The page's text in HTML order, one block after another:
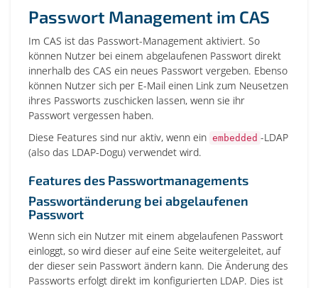
Passwort Management im CAS
Im CAS ist das Passwort-Management aktiviert. So
können Nutzer bei einem abgelaufenen Passwort direkt
innerhalb des CAS ein neues Passwort vergeben. Ebenso
können Nutzer sich per E-Mail einen Link zum Neusetzen
ihres Passworts zuschicken lassen, wenn sie ihr
Passwort vergessen haben.
Diese Features sind nur aktiv, wenn ein embedded -LDAP
(also das LDAP-Dogu) verwendet wird.
Features des Passwortmanagements
Passwortänderung bei abgelaufenen
Passwort
Wenn sich ein Nutzer mit einem abgelaufenen Passwort
einloggt, so wird dieser auf eine Seite weitergeleitet, auf
der dieser sein Passwort ändern kann. Die Änderung des
Passworts erfolgt direkt im konfigurierten LDAP. Dies ist